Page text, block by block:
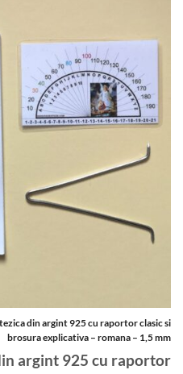
din argint 925 cu raportor clasic si
brosura explicativa – romana – 1,5 mm
argint 925 cu raportor